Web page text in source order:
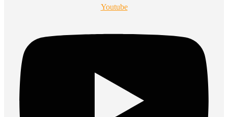
Youtube